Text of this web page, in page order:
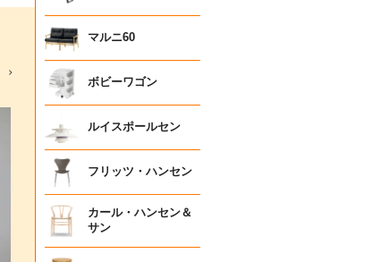
マルニ60
ボビーワゴン
ルイスポールセン
フリッツ・ハンセン
カール・ハンセン＆
サン